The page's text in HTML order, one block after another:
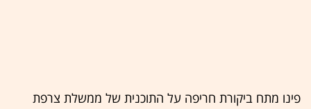
פינו מתח ביקורת חריפה על התוכנית של ממשלת צרפת